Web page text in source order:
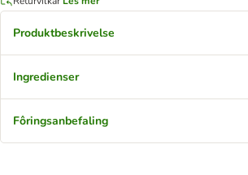
Produktbeskrivelse
Ingredienser
Fôringsanbefaling